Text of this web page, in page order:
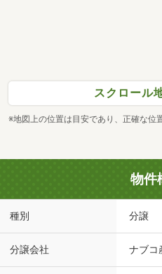
スクロール
※地図上の位置は目安であり、正確な位
物件
種別 分譲
分譲会社 ナブコ